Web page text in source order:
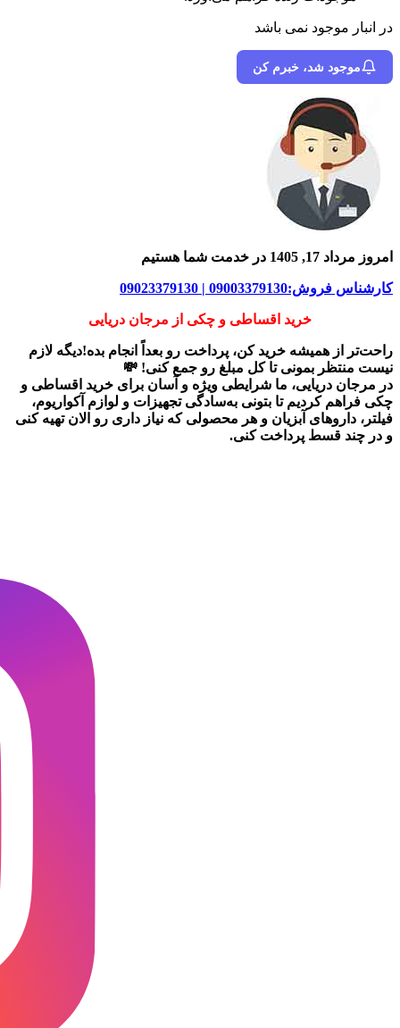
در انبار موجود نمی باشد
موجود شد، خبرم کن
امروز مرداد 17, 1405 در خدمت شما هستیم
کارشناس فروش:09003379130 | 09023379130
خرید اقساطی و چکی از مرجان دریایی
راحت‌تر از همیشه خرید کن، پرداخت رو بعداً انجام بده!دیگه لازم
نیست منتظر بمونی تا کل مبلغ رو جمع کنی! 💸
در مرجان دریایی، ما شرایطی ویژه و آسان برای خرید اقساطی و
چکی فراهم کردیم تا بتونی به‌سادگی تجهیزات و لوازم آکواریوم،
فیلتر، داروهای آبزیان و هر محصولی که نیاز داری رو الان تهیه کنی
و در چند قسط پرداخت کنی.